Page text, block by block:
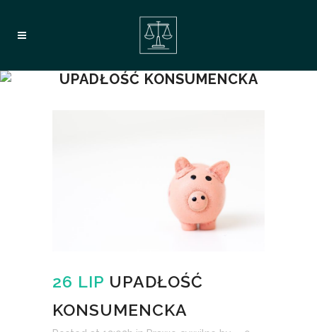
UPADŁOŚĆ KONSUMENCKA
26 LIP UPADŁOŚĆ
KONSUMENCKA